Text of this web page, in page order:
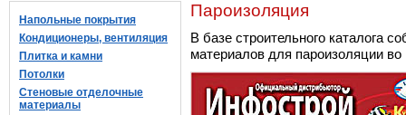
Напольные покрытия
Кондиционеры, вентиляция
Плитка и камни
Потолки
Стеновые отделочные
материалы
Пароизоляция
В базе строительного каталога
материалов для пароизоляции